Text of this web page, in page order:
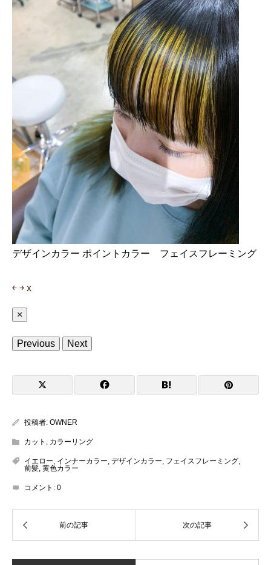
デザインカラー ポイントカラー フェイスフレーミング
￩ ￫ x
×
Previous Next
投稿者: OWNER
カット , カラーリング
イエロー, インナーカラー, デザインカラー, フェイスフレーミング,
前髪, 黄色カラー
コメント: 0